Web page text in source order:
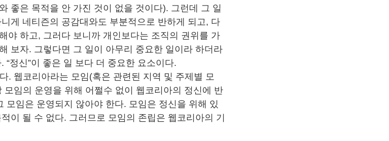
좋은 목적을 안 가진 것이 없을 것이다). 그런데 그 일
게 네티즌의 공감대와도 부분적으로 반하게 되고, 다
야 하고, 그러다 보니까 개인보다는 조직의 권위를 가
보자. 그렇다면 그 일이 아무리 중요한 일이라 하더라
“정신”이 좋은 일 보다 더 중요한 요소이다.
다. 웹코리아라는 모임(혹은 관련된 지역 및 주제별 모
모임의 운영을 위해 어쩔수 없이 웹코리아의 정신에 반
모임은 운영되지 않아야 한다. 모임은 정신을 위해 있
이 될 수 없다. 그러므로 모임의 존립은 웹코리아의 기